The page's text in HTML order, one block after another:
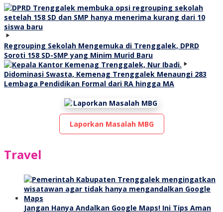
Regrouping Sekolah Mengemuka di Trenggalek, DPRD
Soroti 158 SD-SMP yang Minim Murid Baru
Didominasi Swasta, Kemenag Trenggalek Menaungi 283
Lembaga Pendidikan Formal dari RA hingga MA
Laporkan Masalah MBG
Travel
Jangan Hanya Andalkan Google Maps! Ini Tips Aman